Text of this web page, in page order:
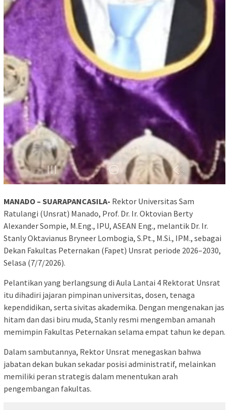
MANADO – SUARAPANCASILA- Rektor Universitas Sam
Ratulangi (Unsrat) Manado, Prof. Dr. Ir. Oktovian Berty
Alexander Sompie, M.Eng., IPU, ASEAN Eng., melantik Dr. Ir.
Stanly Oktavianus Bryneer Lombogia, S.Pt., M.Si., IPM., sebagai
Dekan Fakultas Peternakan (Fapet) Unsrat periode 2026–2030,
Selasa (7/7/2026).
Pelantikan yang berlangsung di Aula Lantai 4 Rektorat Unsrat
itu dihadiri jajaran pimpinan universitas, dosen, tenaga
kependidikan, serta sivitas akademika. Dengan mengenakan jas
hitam dan dasi biru muda, Stanly resmi mengemban amanah
memimpin Fakultas Peternakan selama empat tahun ke depan.
Dalam sambutannya, Rektor Unsrat menegaskan bahwa
jabatan dekan bukan sekadar posisi administratif, melainkan
memiliki peran strategis dalam menentukan arah
pengembangan fakultas.